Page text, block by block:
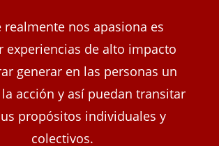
realmente nos apasiona es
experiencias de alto impacto
generar en las personas un
acción y así puedan transitar
propósitos individuales y
colectivos.